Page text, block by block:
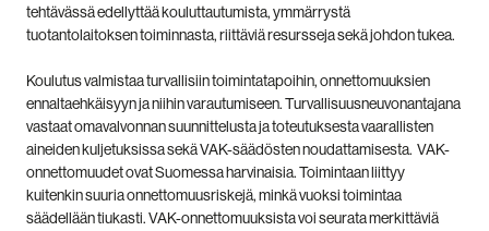
tehtävässä edellyttää kouluttautumista, ymmärrystä
tuotantolaitoksen toiminnasta, riittäviä resursseja sekä johdon tukea.
Koulutus valmistaa turvallisiin toimintatapoihin, onnettomuuksien
ennaltaehkäisyyn ja niihin varautumiseen. Turvallisuusneuvonantajana
vastaat omavalvonnan suunnittelusta ja toteutuksesta vaarallisten
aineiden kuljetuksissa sekä VAK-säädösten noudattamisesta. VAK-
onnettomuudet ovat Suomessa harvinaisia. Toimintaan liittyy
kuitenkin suuria onnettomuusriskejä, minkä vuoksi toimintaa
säädellään tiukasti. VAK-onnettomuuksista voi seurata merkittäviä